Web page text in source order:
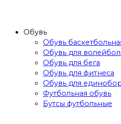
Обувь
Обувь
Обувь для
Обувь для бега
Обувь для фитнеса
Обувь для
Футбольная обувь
Бутсы футбольные